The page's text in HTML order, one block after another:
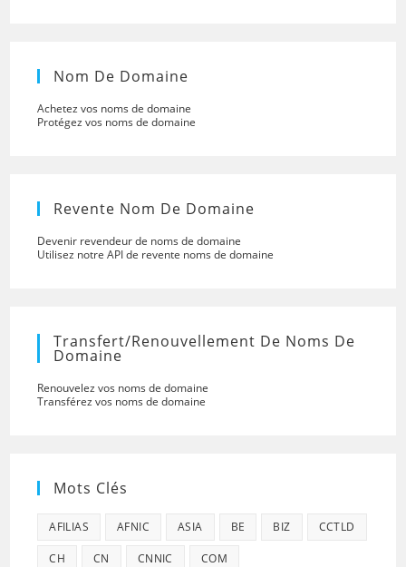
Nom De Domaine
Achetez vos noms de domaine
Protégez vos noms de domaine
Revente Nom De Domaine
Devenir revendeur de noms de domaine
Utilisez notre API de revente noms de domaine
Transfert/renouvellement De Noms De
Domaine
Renouvelez vos noms de domaine
Transférez vos noms de domaine
Mots Clés
AFILIAS AFNIC ASIA BE BIZ CCTLD
CH CN CNNIC COM